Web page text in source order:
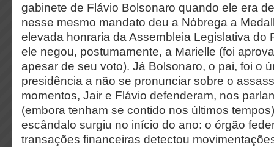
gabinete de Flávio Bolsonaro quando ele era
nesse mesmo mandato deu a Nóbrega a
elevada honraria da Assembleia Legislativa do
ele negou, postumamente, a Marielle (foi
apesar de seu voto). Já Bolsonaro, o pai, foi o
presidência a não se pronunciar sobre o
momentos, Jair e Flávio defenderam, nos
(embora tenham se contido nos últimos
escândalo surgiu no início do ano: o órgão
transações financeiras detectou